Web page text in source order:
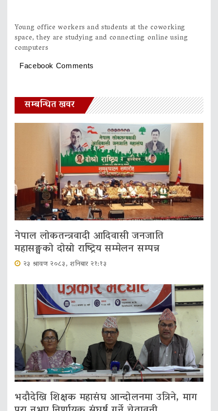
Young office workers and students at the coworking
space, they are studying and connecting online using
computers
Facebook Comments
सम्बन्धित खवर
नेपाल लोकतन्त्रवादी आदिवासी जनजाति
महासङ्घको दोस्रो राष्ट्रिय सम्मेलन सम्पन्न
२३ श्रावण २०८३, शनिबार २१:१३
भदौदेखि शिक्षक महासंघ आन्दोलनमा उत्रिने, माग